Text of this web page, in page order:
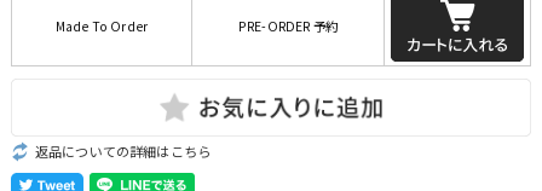
Made To Order PRE-ORDER 予約
返品についての詳細はこちら